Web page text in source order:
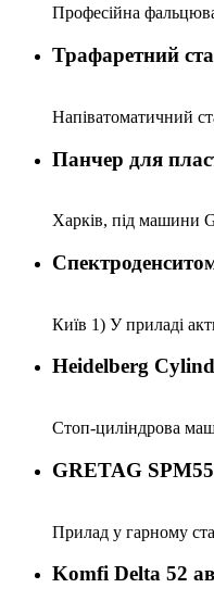
Професійна
Трафаретний
Напіватоматичний
Панчер для
Харків, під машини
Київ 1) У приладі
Heidelberg
Стоп-циліндрова
GRETAG SPM55
Прилад у гарному
Komfi Delta 52